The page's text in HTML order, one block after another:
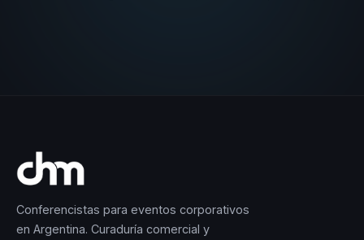
Conferencistas para eventos corporativos
en Argentina. Curaduría comercial y